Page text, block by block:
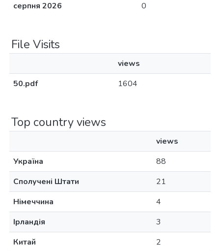
серпня 2026
0
File Visits
views
50.pdf
1604
Top country views
views
Україна
88
Сполучені Штати
21
Німеччина
4
Ірландія
3
Китай
2